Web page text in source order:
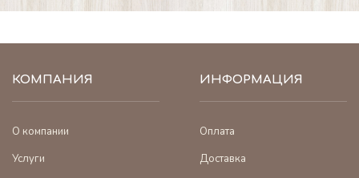
КОМПАНИЯ
О компании
Услуги
ИНФОРМАЦИЯ
Оплата
Доставка